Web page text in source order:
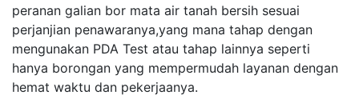
peranan galian bor mata air tanah bersih sesuai
perjanjian penawaranya,yang mana tahap dengan
mengunakan PDA Test atau tahap lainnya seperti
hanya borongan yang mempermudah layanan dengan
hemat waktu dan pekerjaanya.